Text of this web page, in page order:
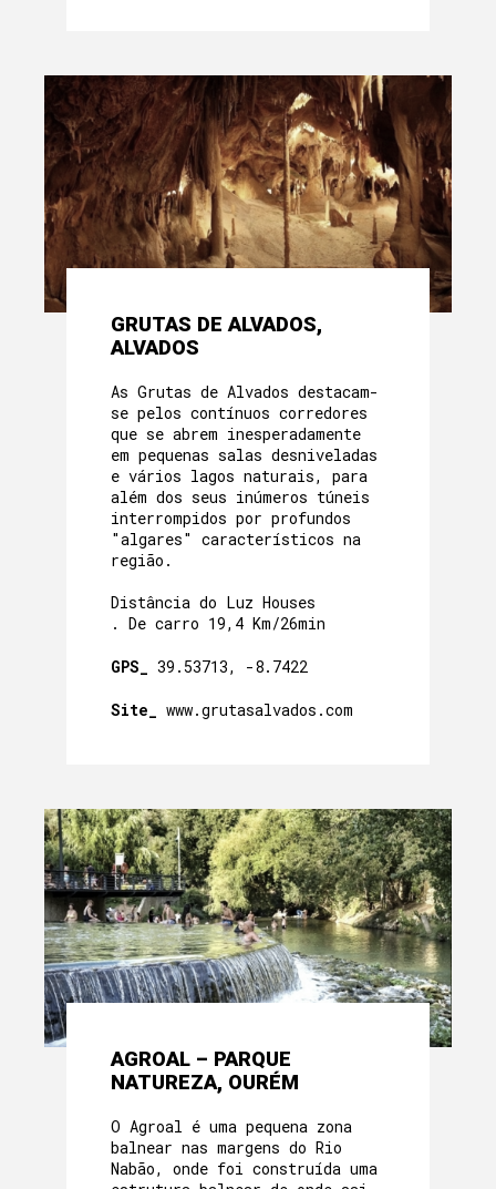
GRUTAS DE ALVADOS,
ALVADOS
As Grutas de Alvados destacam-
se pelos contínuos corredores
que se abrem inesperadamente
em pequenas salas desniveladas
e vários lagos naturais, para
além dos seus inúmeros túneis
interrompidos por profundos
"algares" característicos na
região.
Distância do Luz Houses
. De carro 19,4 Km/26min
GPS_ 39.53713, -8.7422
Site_ www.grutasalvados.com
AGROAL – PARQUE
NATUREZA, OURÉM
O Agroal é uma pequena zona
balnear nas margens do Rio
Nabão, onde foi construída uma